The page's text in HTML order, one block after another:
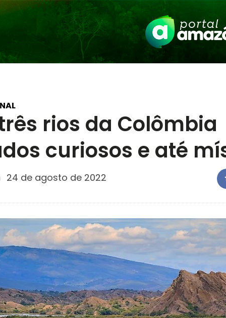
rios da Colômbia
curiosos e até
24 de agosto de 2022